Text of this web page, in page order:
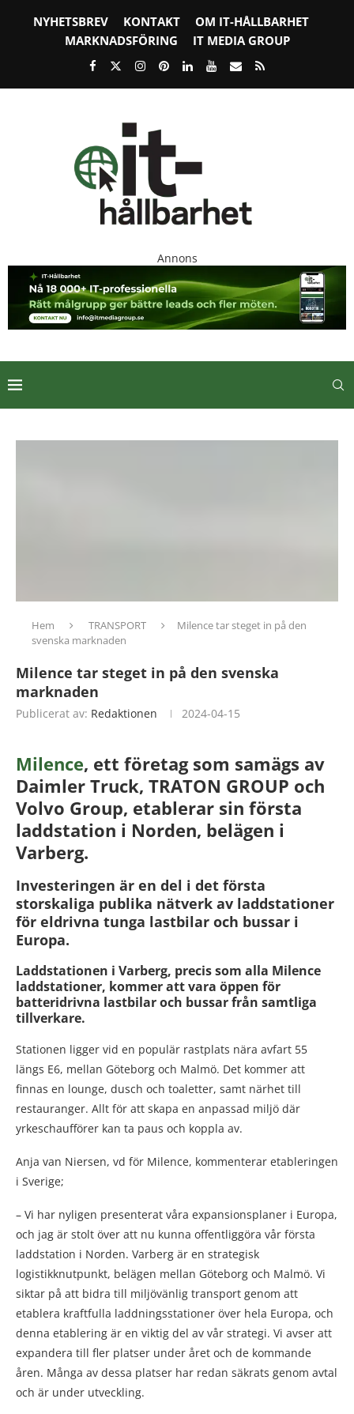
NYHETSBREV KONTAKT
OM IT-HÅLLBARHET
MARKNADSFÖRING
IT MEDIA GROUP
Annons
Hem TRANSPORT
Milence tar steget in på den
svenska marknaden
Milence tar steget in på den svenska
marknaden
Publicerat av: Redaktionen 2024-04-15
Milence, ett företag som samägs av
Daimler Truck, TRATON GROUP och
Volvo Group, etablerar sin första
laddstation i Norden, belägen i
Varberg.
Investeringen är en del i det första
storskaliga publika nätverk av laddstationer
för eldrivna tunga lastbilar och bussar i
Europa.
Laddstationen i Varberg, precis som alla Milence
laddstationer, kommer att vara öppen för
batteridrivna lastbilar och bussar från samtliga
tillverkare.
Stationen ligger vid en populär rastplats nära avfart 55
längs E6, mellan Göteborg och Malmö. Det kommer att
finnas en lounge, dusch och toaletter, samt närhet till
restauranger. Allt för att skapa en anpassad miljö där
yrkeschaufförer kan ta paus och koppla av.
Anja van Niersen, vd för Milence, kommenterar etableringen
i Sverige;
– Vi har nyligen presenterat våra expansionsplaner i Europa,
och jag är stolt över att nu kunna offentliggöra vår första
laddstation i Norden. Varberg är en strategisk
logistikknutpunkt, belägen mellan Göteborg och Malmö. Vi
siktar på att bidra till miljövänlig transport genom att
etablera kraftfulla laddningsstationer över hela Europa, och
denna etablering är en viktig del av vår strategi. Vi avser att
expandera till fler platser under året och de kommande
åren. Många av dessa platser har redan säkrats genom avtal
och är under utveckling.